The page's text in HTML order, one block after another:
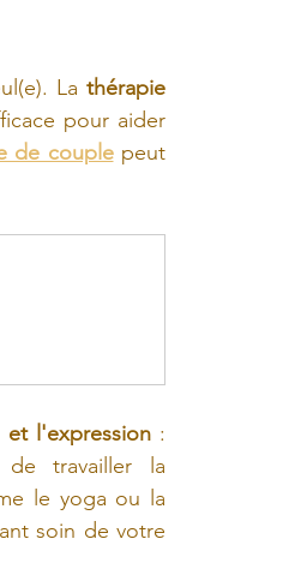
La thérapie
pour aider
de couple peut
et l'expression :
travailler la
le yoga ou la
soin de votre